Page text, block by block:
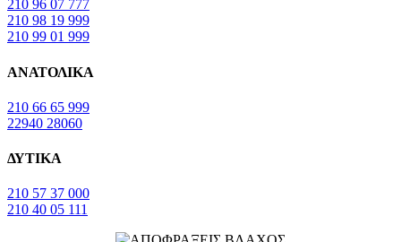
210 96 07 777
210 98 19 999
210 99 01 999
ΑΝΑΤΟΛΙΚΑ
210 66 65 999
22940 28060
ΔΥΤΙΚΑ
210 57 37 000
210 40 05 111